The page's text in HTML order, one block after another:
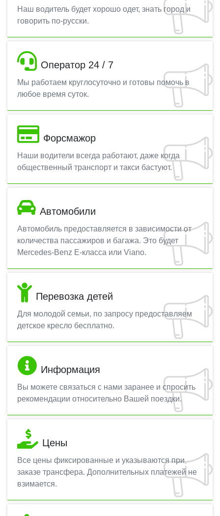
Наш водитель будет хорошо одет, знать город и
говорить по-русски.
Оператор 24 / 7
Мы работаем круглосуточно и готовы помочь в
любое время суток.
Форсмажор
Наши водители всегда работают, даже когда
общественный транспорт и такси бастуют.
Автомобили
Автомобиль предоставляется в зависимости от
количества пассажиров и багажа. Это будет
Mercedes-Benz E-класса или Viano.
Перевозка детей
Для молодой семьи, по запросу предоставляем
детское кресло бесплатно.
Информация
Вы можете связаться с нами заранее и спросить
рекомендации относительно Вашей поездки.
Цены
Все цены фиксированные и указываются при
заказе трансфера. Дополнительных платежей не
взимается.